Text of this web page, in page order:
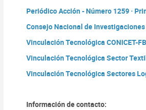
Periódico Acción - Número 1259 ·
Consejo Nacional de
Vinculación Tecnológica CONICET-
Vinculación Tecnológica Sector
Vinculación Tecnológica Sectores
Información de contacto: